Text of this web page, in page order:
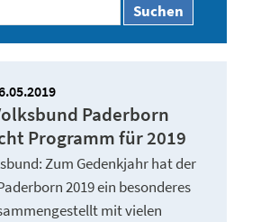
Suchen
Paderborn
Programm für 2019
Zum Gedenkjahr hat der
2019 ein besonderes
mit vielen